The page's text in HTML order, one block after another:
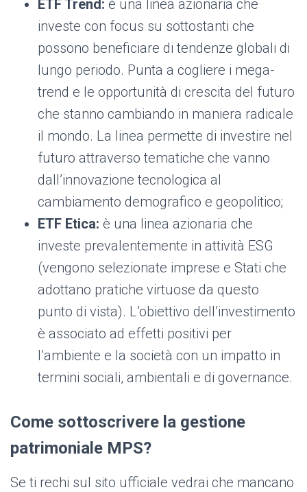
ETF Trend: è una linea azionaria che
investe con focus su sottostanti che
possono beneficiare di tendenze globali di
lungo periodo. Punta a cogliere i mega-
trend e le opportunità di crescita del futuro
che stanno cambiando in maniera radicale
il mondo. La linea permette di investire nel
futuro attraverso tematiche che vanno
dall’innovazione tecnologica al
cambiamento demografico e geopolitico;
ETF Etica: è una linea azionaria che
investe prevalentemente in attività ESG
(vengono selezionate imprese e Stati che
adottano pratiche virtuose da questo
punto di vista). L’obiettivo dell’investimento
è associato ad effetti positivi per
l’ambiente e la società con un impatto in
termini sociali, ambientali e di governance.
Come sottoscrivere la gestione
patrimoniale MPS?
Se ti rechi sul sito ufficiale vedrai che mancano